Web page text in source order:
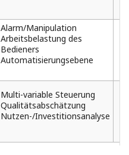
Alarm/Manipulation
Arbeitsbelastung des
Bedieners
Automatisierungsebene
Multi-variable Steuerung
Qualitätsabschätzung
Nutzen-/Investitionsanalyse